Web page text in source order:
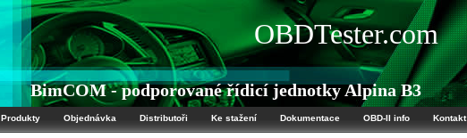
OBDTester.com
BimCOM - podporované řídicí jednotky Alpina B3
Produkty Objednávka Distributoři Ke stažení Dokumentace OBD-II info Kontakt